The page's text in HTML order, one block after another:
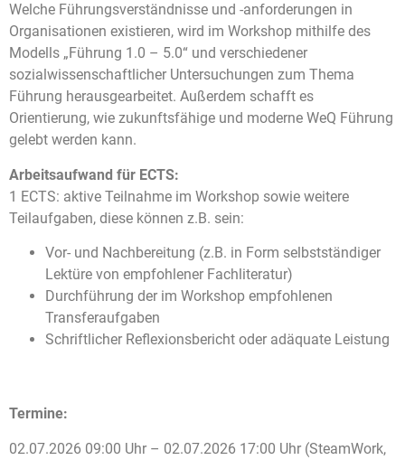
Welche Führungsverständnisse und -anforderungen in
Organisationen existieren, wird im Workshop mithilfe des
Modells „Führung 1.0 – 5.0“ und verschiedener
sozialwissenschaftlicher Untersuchungen zum Thema
Führung herausgearbeitet. Außerdem schafft es
Orientierung, wie zukunftsfähige und moderne WeQ Führung
gelebt werden kann.
Arbeitsaufwand für ECTS:
1 ECTS: aktive Teilnahme im Workshop sowie weitere
Teilaufgaben, diese können z.B. sein:
Vor- und Nachbereitung (z.B. in Form selbstständiger
Lektüre von empfohlener Fachliteratur)
Durchführung der im Workshop empfohlenen
Transferaufgaben
Schriftlicher Reflexionsbericht oder adäquate Leistung
Termine:
02.07.2026 09:00 Uhr – 02.07.2026 17:00 Uhr (SteamWork,